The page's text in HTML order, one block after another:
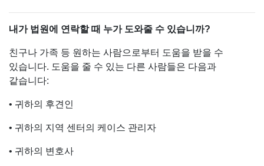
내가 법원에 연락할 때 누가 도와줄 수 있습니까?
친구나 가족 등 원하는 사람으로부터 도움을 받을 수
있습니다. 도움을 줄 수 있는 다른 사람들은 다음과
같습니다:
• 귀하의 후견인
• 귀하의 지역 센터의 케이스 관리자
• 귀하의 변호사